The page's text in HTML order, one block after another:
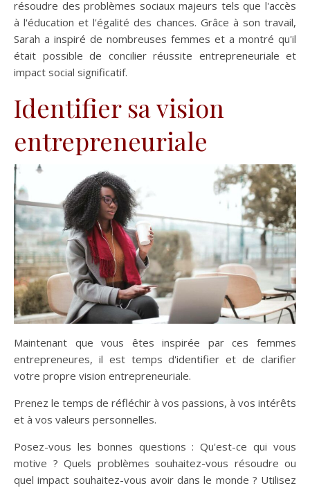
résoudre des problèmes sociaux majeurs tels que l'accès
à l'éducation et l'égalité des chances. Grâce à son travail,
Sarah a inspiré de nombreuses femmes et a montré qu'il
était possible de concilier réussite entrepreneuriale et
impact social significatif.
Identifier sa vision
entrepreneuriale
Maintenant que vous êtes inspirée par ces femmes
entrepreneures, il est temps d'identifier et de clarifier
votre propre vision entrepreneuriale.
Prenez le temps de réfléchir à vos passions, à vos intérêts
et à vos valeurs personnelles.
Posez-vous les bonnes questions : Qu'est-ce qui vous
motive ? Quels problèmes souhaitez-vous résoudre ou
quel impact souhaitez-vous avoir dans le monde ? Utilisez